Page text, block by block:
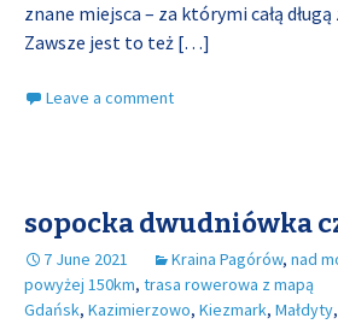
znane miejsca – za którymi całą
Zawsze jest to też […]
Leave a comment
sopocka dwudniówka
7 June 2021 Kraina Pagórów, nad
powyżej 150km, trasa rowerowa z mapą
Gdańsk, Kazimierzowo, Kiezmark, Małdyty,